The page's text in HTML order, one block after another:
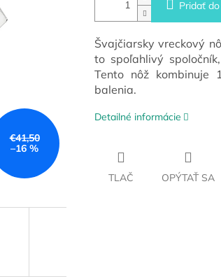
€41,50
–16 %
Pridať
Švajčiarsky vreckový
to spoľahlivý
Tento nôž kombinuje
balenia.
Detailné informácie
TLAČ OPÝTAŤ SA